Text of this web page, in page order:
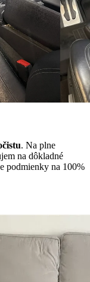
. Na plne
na dôkladné
podmienky na 100%